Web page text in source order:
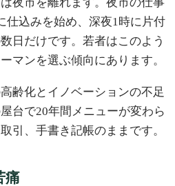
込みを始め、深夜1時に片付
日だけです。若者はこのよう
マンを選ぶ傾向にあります。
齢化とイノベーションの不足
台で20年間メニューが変わら
引、手書き記帳のままです。
痛